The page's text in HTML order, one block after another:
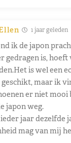
1 jaar geleden
ik de japon
gedragen is,
is wel een
maar ik
er niet mooi
japon weg.
jaar dezelfde
mag van mij